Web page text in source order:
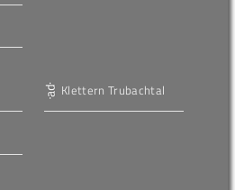
Klettern Trubachtal